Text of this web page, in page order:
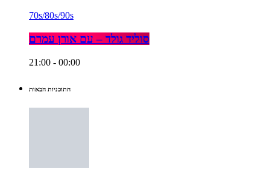
70s/80s/90s
סוליד גולד – עם אורן עמרם
21:00 - 00:00
התוכניות הבאות